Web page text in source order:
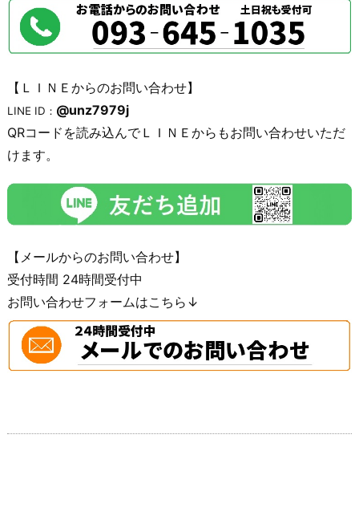
【ＬＩＮＥからのお問い合わせ】
LINE ID： @unz7979j
QRコードを読み込んでＬＩＮＥからもお問い合わせいただ
けます。
【メールからのお問い合わせ】
受付時間 24時間受付中
お問い合わせフォームはこちら↓